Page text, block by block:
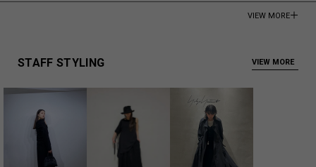
Made in Japan
商品についてよくあるお問い合わせはこちら
VIEW MORE
STAFF STYLING VIEW MORE